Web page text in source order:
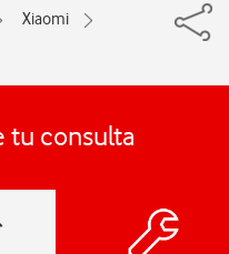
Xiaomi
tu consulta